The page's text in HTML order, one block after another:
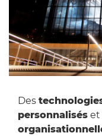
Des
personnaliséset